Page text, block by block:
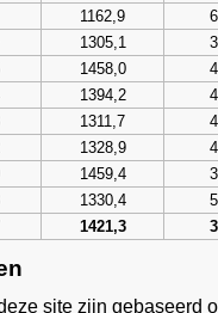
1162,9
1305,1
1458,0
1394,2
1311,7
1328,9
1459,4
1330,4
1421,3
site zijn gebaseerd